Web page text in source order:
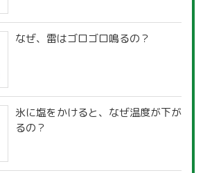
なぜ、雷はゴロゴロ鳴るの？
氷に塩をかけると、なぜ温度が下が
るの？